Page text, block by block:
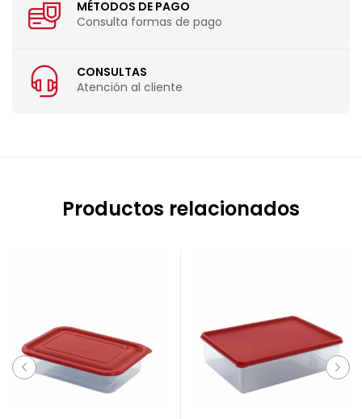
MÉTODOS DE PAGO
Consulta formas de pago
CONSULTAS
Atención al cliente
Productos relacionados